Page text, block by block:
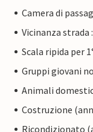
Camera di
Vicinanza strada
Scala ripida per
Gruppi giovani
Animali
Costruzione
Ricondizionato